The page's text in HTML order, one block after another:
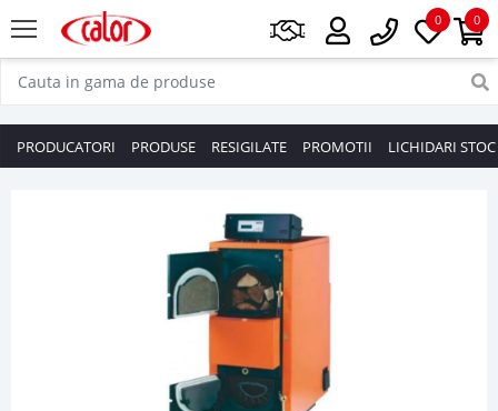
0
0
PRODUCATORI PRODUSE RESIGILATE PROMOTII LICHIDARI STOC